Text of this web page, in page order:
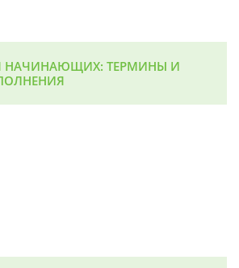
НАЧИНАЮЩИХ: ТЕРМИНЫ И